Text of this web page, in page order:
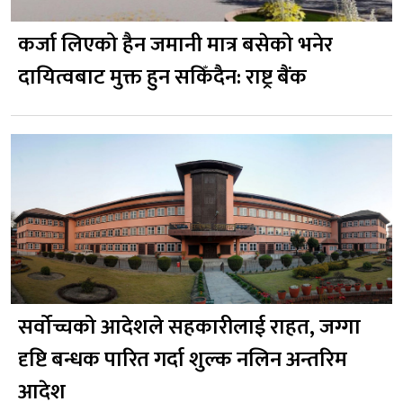
कर्जा लिएको हैन जमानी मात्र बसेको भनेर
दायित्वबाट मुक्त हुन सकिँदैन: राष्ट्र बैंक
सर्वोच्चको आदेशले सहकारीलाई राहत, जग्गा
दृष्टि बन्धक पारित गर्दा शुल्क नलिन अन्तरिम
आदेश